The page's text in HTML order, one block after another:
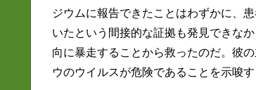
ジウムに報告できたことはわずかに、
いたという間接的な証拠も発見できな
向に暴走することから救ったのだ。彼
ウのウイルスが危険であることを示唆